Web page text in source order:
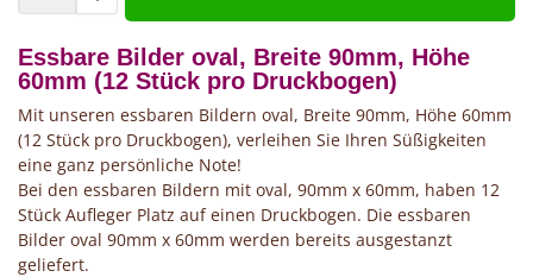
Essbare Bilder oval, Breite 90mm, Höhe
60mm (12 Stück pro Druckbogen)
Mit unseren essbaren Bildern oval, Breite 90mm, Höhe 60mm
(12 Stück pro Druckbogen), verleihen Sie Ihren Süßigkeiten
eine ganz persönliche Note!
Bei den essbaren Bildern mit oval, 90mm x 60mm, haben 12
Stück Aufleger Platz auf einen Druckbogen. Die essbaren
Bilder oval 90mm x 60mm werden bereits ausgestanzt
geliefert.